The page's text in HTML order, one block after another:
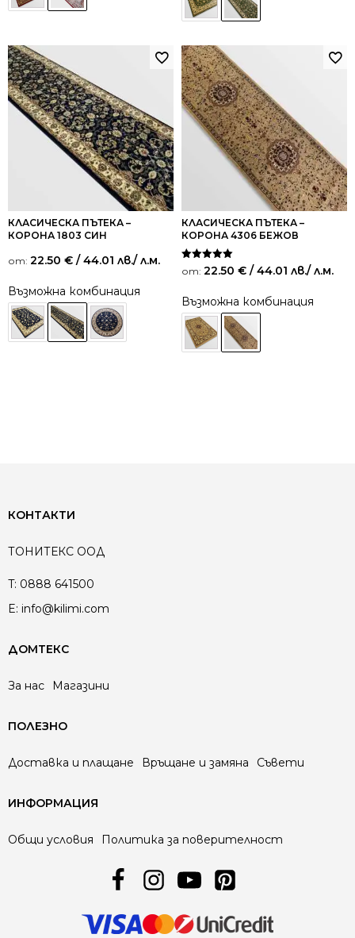
КЛАСИЧЕСКА ПЪТЕКА –
КОРОНА 1803 СИН
от: 22.50 € / 44.01 лв./ л.м.
Възможна комбинация
КЛАСИЧЕСКА ПЪТЕКА –
КОРОНА 4306 БЕЖОВ
Оценено на
5.00
от: 22.50 € / 44.01 лв./ л.м.
Възможна комбинация
КОНТАКТИ
ТОНИТЕКС ООД
T: 0888 641500
E: info@kilimi.com
ДОМТЕКС
За нас Магазини
ПОЛЕЗНО
Доставка и плащане Връщане и замяна Съвети
ИНФОРМАЦИЯ
Общи условия Политика за поверителност